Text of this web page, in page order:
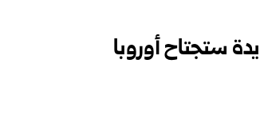
ستجتاح أوروبا